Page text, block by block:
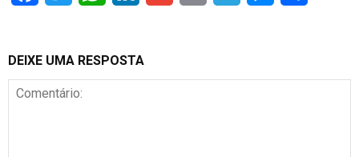
DEIXE UMA RESPOSTA